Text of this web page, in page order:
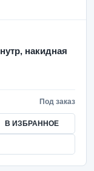
накидная
Под заказ
В ИЗБРАННОЕ